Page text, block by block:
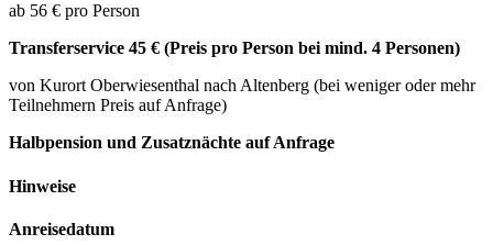
ab 56 € pro Person
Transferservice 45 € (Preis pro Person bei mind. 4 Personen)
von Kurort Oberwiesenthal nach Altenberg (bei weniger oder mehr
Teilnehmern Preis auf Anfrage)
Halbpension und Zusatznächte auf Anfrage
Hinweise
Anreisedatum